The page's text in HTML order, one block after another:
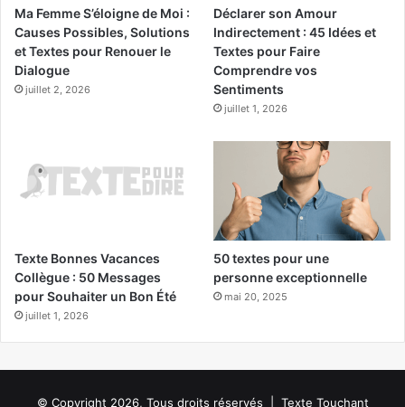
Ma Femme S’éloigne de Moi :
Causes Possibles, Solutions
et Textes pour Renouer le
Dialogue
juillet 2, 2026
Déclarer son Amour
Indirectement : 45 Idées et
Textes pour Faire
Comprendre vos
Sentiments
juillet 1, 2026
Texte Bonnes Vacances
Collègue : 50 Messages
pour Souhaiter un Bon Été
juillet 1, 2026
50 textes pour une
personne exceptionnelle
mai 20, 2025
© Copyright 2026, Tous droits réservés | Texte Touchant